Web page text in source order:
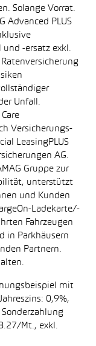
Solange Vorrat.
Advanced PLUS
und -ersatz exkl.
Ratenversicherung
Unfall.
Versicherungs-
LeasingPLUS
AG.
Gruppe zur
unterstützt
und Kunden
Ladekarte/-
Fahrzeugen
in Parkhäusern
Partnern.
mit
0,9%,
Mt., exkl.